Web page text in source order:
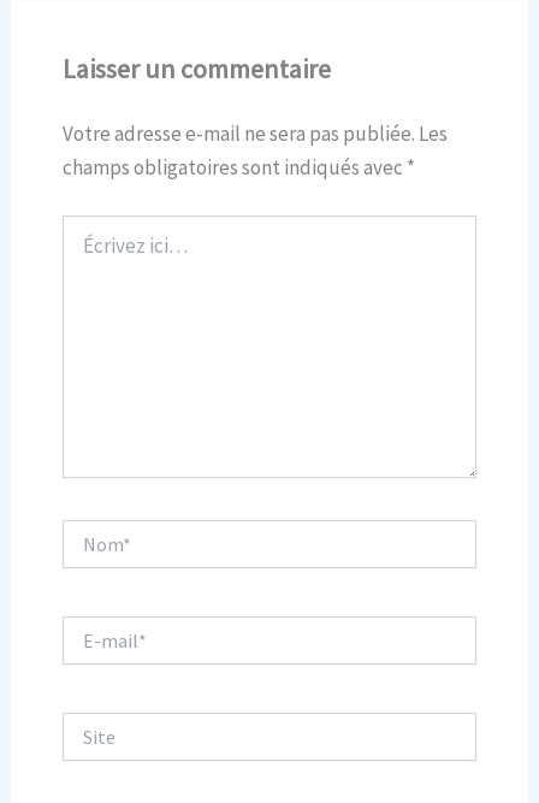
Laisser un commentaire
Votre adresse e-mail ne sera pas publiée. Les
champs obligatoires sont indiqués avec *
ici…
mail*